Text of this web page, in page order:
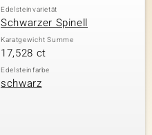
Edelsteinvarietät
Schwarzer Spinell
Karatgewicht Summe
17,528 ct
Edelsteinfarbe
schwarz